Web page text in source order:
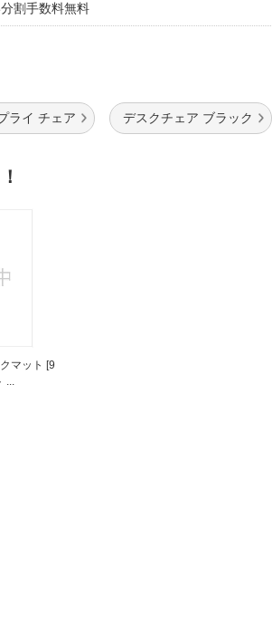
割手数料無料
ライ チェア デスクチェア ブラック
マット [9
...